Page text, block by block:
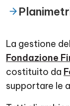
La gestione
Fondazione
costituito da
supportare le